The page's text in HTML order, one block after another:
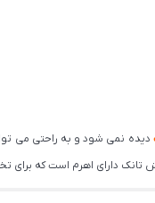
دیده نمی شود و به راحتی می
دارای اهرم است که برای